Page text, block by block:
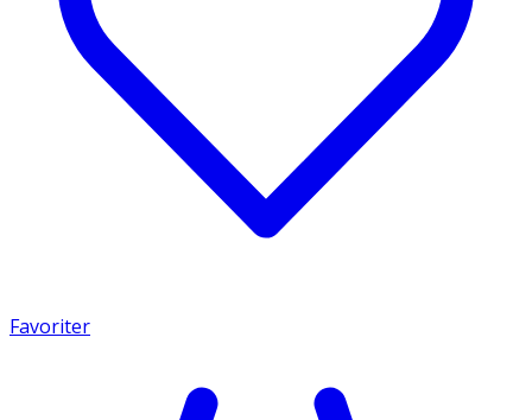
Favoriter